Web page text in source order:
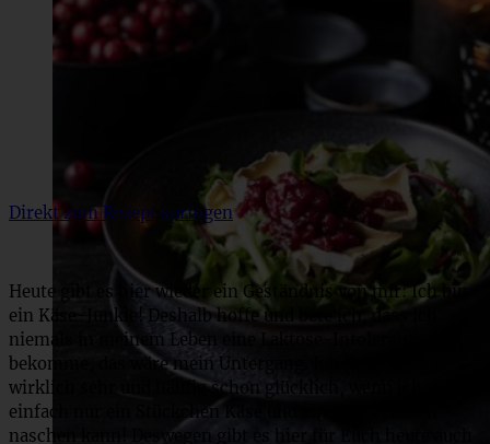
Direkt zum Rezept springen
Heute gibt es hier wieder ein Geständnis von mir: Ich bin
ein Käse-Junkie! Deshalb hoffe und bete ich, dass ich
niemals in meinem Leben eine Laktose-Intoleranz
bekomme, das wäre mein Untergang. Ich liebe Käse
wirklich sehr und häufig schon glücklich, wenn ich
einfach nur ein Stückchen Käse und ein paar Trauben
naschen kann! Deswegen gibt es hier für Euch heute auch